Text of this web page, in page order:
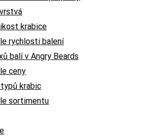
krabice
rychlosti balení
balí v Angry Beards
ceny
krabic
sortimentu